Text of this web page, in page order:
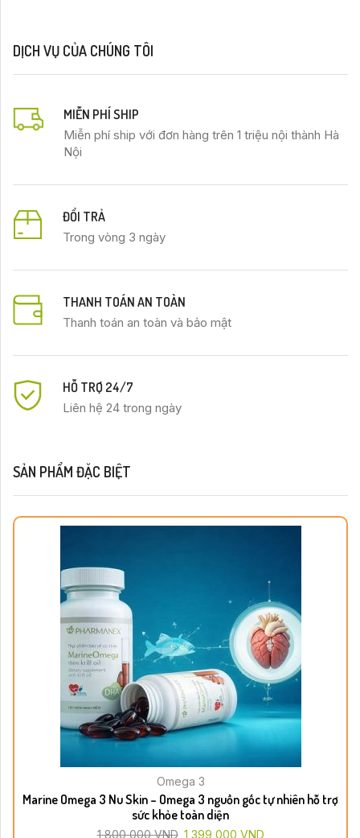
DỊCH VỤ CỦA CHÚNG TÔI
MIỄN PHÍ SHIP
Miễn phí ship với đơn hàng trên 1 triệu nội thành Hà
Nội
ĐỔI TRẢ
Trong vòng 3 ngày
THANH TOÁN AN TOÀN
Thanh toán an toàn và bảo mật
HỖ TRỢ 24/7
Liên hệ 24 trong ngày
SẢN PHẨM ĐẶC BIỆT
Omega 3
Marine Omega 3 Nu Skin – Omega 3 nguồn gốc tự nhiên hỗ trợ
sức khỏe toàn diện
1,800,000VND 1,399,000 VND